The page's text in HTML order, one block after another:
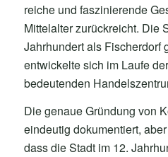
reiche und faszinierende
Mittelalter zurückreicht. Die
Jahrhundert als Fischerdorf
entwickelte sich im Laufe
bedeutenden
Die genaue Gründung von
eindeutig dokumentiert,
dass die Stadt im 12.